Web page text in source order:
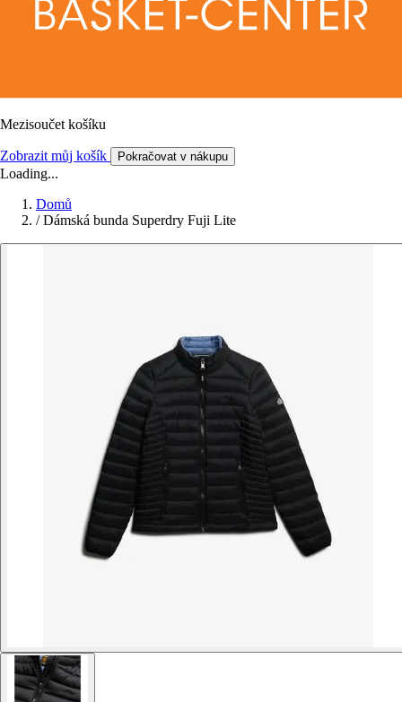
Mezisoučet košíku
Zobrazit můj košík Pokračovat v nákupu
Loading...
Domů
/ Dámská bunda Superdry Fuji Lite